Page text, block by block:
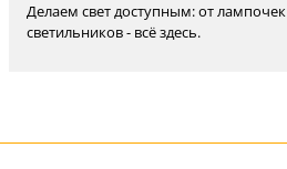
Делаем свет доступным: от
светильников - всё здесь.